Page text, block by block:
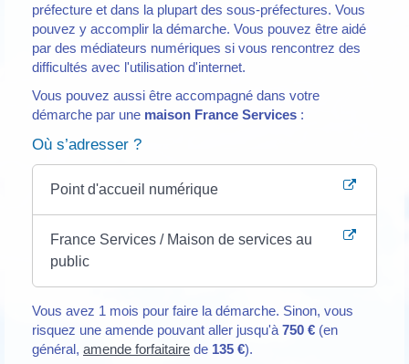
préfecture et dans la plupart des sous-préfectures. Vous
pouvez y accomplir la démarche. Vous pouvez être aidé
par des médiateurs numériques si vous rencontrez des
difficultés avec l'utilisation d'internet.
Vous pouvez aussi être accompagné dans votre
démarche par une maison France Services :
Où s’adresser ?
Point d'accueil numérique
France Services / Maison de services au
public
Vous avez 1 mois pour faire la démarche. Sinon, vous
risquez une amende pouvant aller jusqu'à 750 € (en
général, amende forfaitaire de 135 €).